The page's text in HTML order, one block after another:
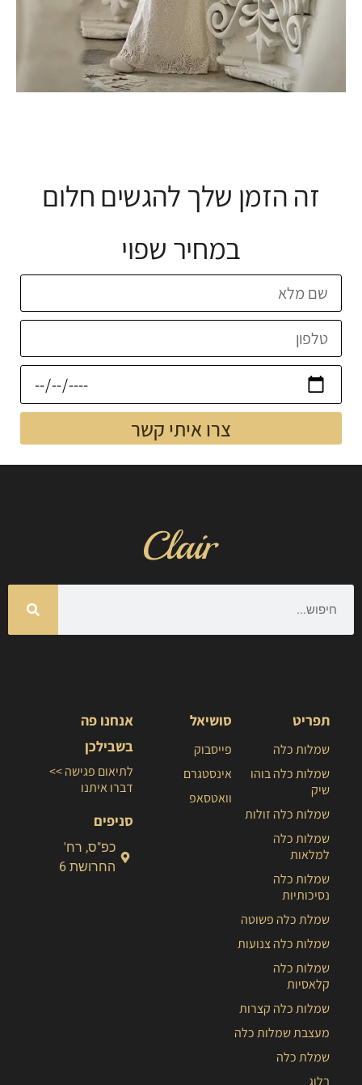
זה הזמן שלך להגשים חלום
במחיר שפוי
צרו איתי קשר
תפריט
שמלות כלה
שמלות כלה בוהו
שיק
שמלות כלה זולות
שמלות כלה
למלאות
שמלות כלה
נסיכותיות
שמלת כלה פשוטה
שמלות כלה צנועות
שמלות כלה
קלאסיות
שמלות כלה קצרות
מעצבת שמלות כלה
שמלת כלה
בלוג
סושיאל
פייסבוק
אינסטגרם
וואטסאפ
אנחנו פה
בשבילכן
לתיאום פגישה >>
דברו איתנו
סניפים
כפ"ס, רח'
החרושת 6